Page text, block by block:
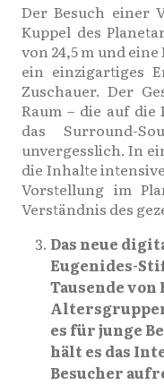
Der Besuch einer
Kuppel des
von 24,5 m und
ein einzigartiges
Zuschauer. Der
Raum – die auf
das Surround-
unvergesslich. In
die Inhalte
Vorstellung im
Verständnis des
Das neue
Eugenides-
Tausende
es für junge
hält es das
Besucher